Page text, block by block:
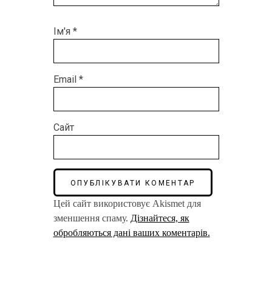
Ім'я *
Email *
Сайт
Цей сайт використовує Akismet для
зменшення спаму. Дізнайтеся, як
обробляються дані ваших коментарів.